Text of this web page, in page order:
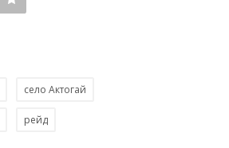
село Актогай
рейд